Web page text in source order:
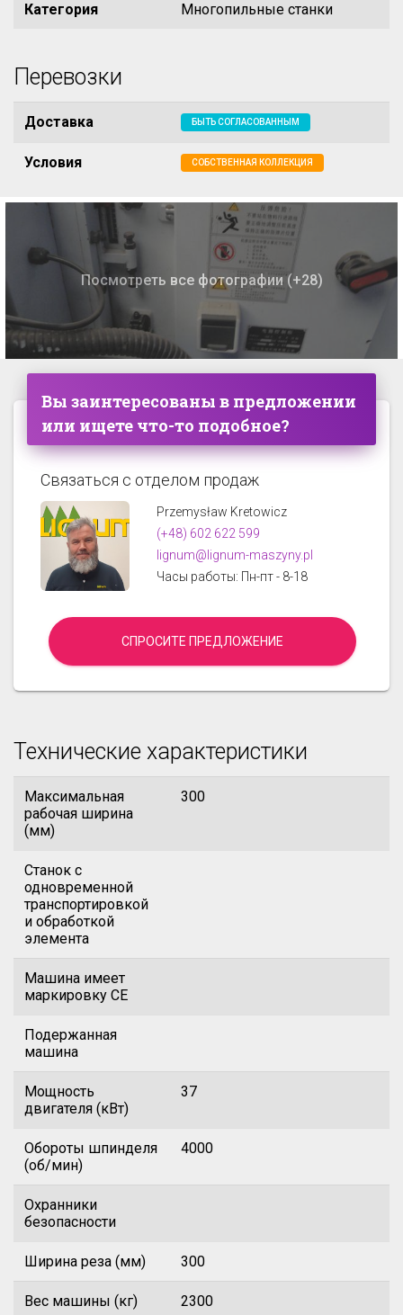
Категория Многопильные станки
Перевозки
Доставка БЫТЬ СОГЛАСОВАННЫМ
Условия СОБСТВЕННАЯ КОЛЛЕКЦИЯ
Посмотреть все фотографии (+28)
Вы заинтересованы в предложении
или ищете что-то подобное?
Связаться с отделом продаж
Przemysław Kretowicz
(+48) 602 622 599
lignum@lignum-maszyny.pl
Часы работы: Пн-пт - 8-18
СПРОСИТЕ ПРЕДЛОЖЕНИЕ
Технические характеристики
Максимальная
рабочая ширина
(мм)
300
Станок с
одновременной
транспортировкой
и обработкой
элемента
Машина имеет
маркировку CE
Подержанная
машина
Мощность
двигателя (кВт)
37
Обороты шпинделя
(об/мин)
4000
Охранники
безопасности
Ширина реза (мм) 300
Вес машины (кг) 2300